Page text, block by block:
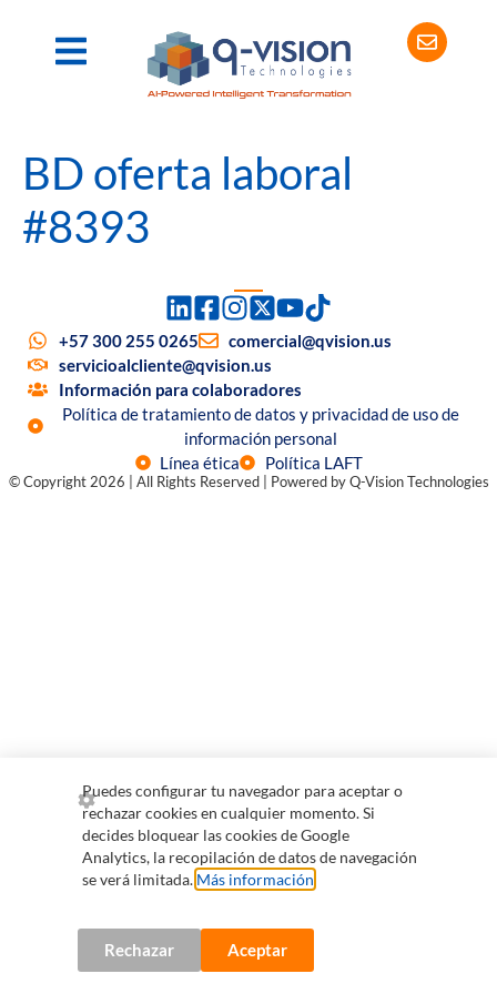
BD oferta laboral
#8393
+57 300 255 0265
comercial@qvision.us
servicioalcliente@qvision.us
Información para colaboradores
Política de tratamiento de datos y privacidad de uso de
información personal
Línea ética
Política LAFT
© Copyright 2026 | All Rights Reserved | Powered by Q-Vision Technologies
Puedes configurar tu navegador para aceptar o
rechazar cookies en cualquier momento. Si
decides bloquear las cookies de Google
Analytics, la recopilación de datos de navegación
se verá limitada. Más información
Rechazar Aceptar